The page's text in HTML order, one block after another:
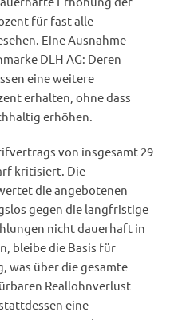
für fast alle
Eine Ausnahme
DLH AG: Deren
eine weitere
erhalten, ohne dass
erhöhen.
von insgesamt 29
kritisiert. Die
die angebotenen
gegen die langfristige
nicht dauerhaft in
bleibe die Basis für
was über die gesamte
Reallohnverlust
eine